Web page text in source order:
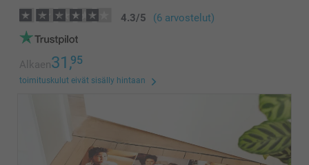
4.3/5 (6 arvostelut)
Alkaen31,95
toimituskulut eivät sisälly hintaan